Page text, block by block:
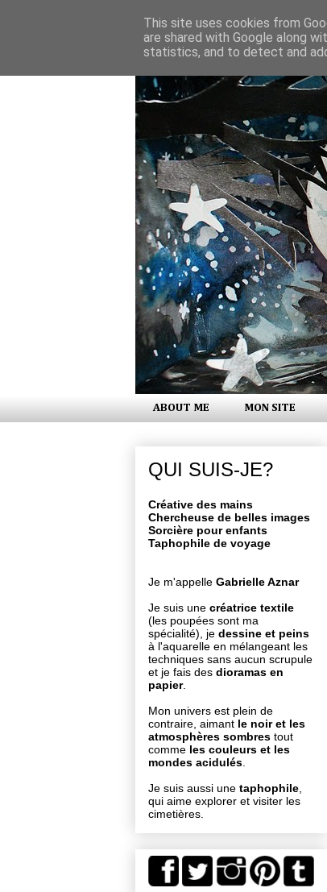
ABOUT ME MON SITE
QUI SUIS-JE?
Créative des mains
Chercheuse de belles images
Sorcière pour enfants
Taphophile de voyage
Je m'appelle Gabrielle Aznar
Je suis une créatrice textile
(les poupées sont ma
spécialité), je dessine et peins
à l'aquarelle en mélangeant les
techniques sans aucun scrupule
et je fais des dioramas en
papier.
Mon univers est plein de
contraire, aimant le noir et les
atmosphères sombres tout
comme les couleurs et les
mondes acidulés
Je suis aussi une taphophile
qui aime explorer et visiter les
cimetières.
This site uses cookies from
are shared with Google along
statistics, and to detect and